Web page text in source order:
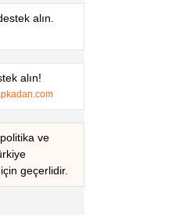
alın.
alın!
ve
geçerlidir.